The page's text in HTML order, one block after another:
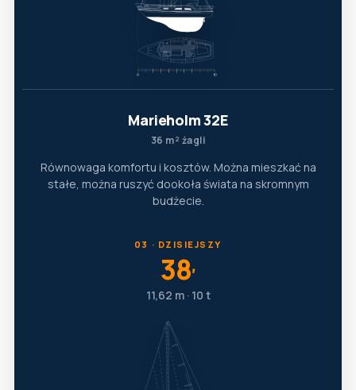
Marieholm 32E
36 m² żagli
Równowaga komfortu i kosztów. Można mieszkać na
stałe, można ruszyć dookoła świata na skromnym
budżecie.
03 · DZISIEJSZY
38′
11,62 m · 10 t